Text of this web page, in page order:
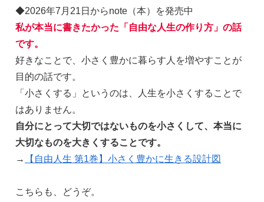
◆2026年7月21日からnote（本）を発売中
私が本当に書きたかった「自由な人生の作り方」の話
です。
好きなことで、小さく豊かに暮らす人を増やすことが
目的の話です。
「小さくする」というのは、人生を小さくすることで
はありません。
自分にとって大切ではないものを小さくして、本当に
大切なものを大きくすることです。
→
【自由人生 第1巻】小さく豊かに生きる設計図
こちらも、どうぞ。